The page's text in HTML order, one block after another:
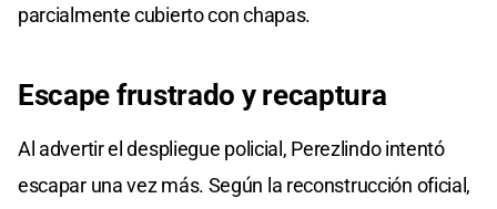
parcialmente cubierto con chapas.
Escape frustrado y recaptura
Al advertir el despliegue policial, Perezlindo intentó
escapar una vez más. Según la reconstrucción oficial,